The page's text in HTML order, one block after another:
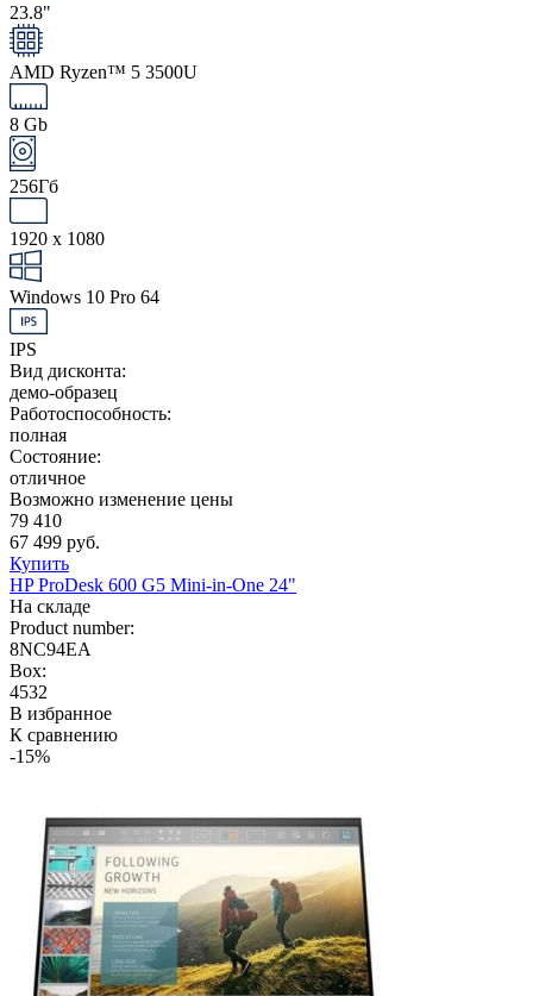
23.8"
AMD Ryzen™ 5 3500U
8 Gb
256Гб
1920 x 1080
Windows 10 Pro 64
IPS
Вид дисконта:
демо-образец
Работоспособность:
полная
Состояние:
отличное
Возможно изменение цены
79 410
67 499 руб.
Купить
HP ProDesk 600 G5 Mini-in-One 24"
На складе
Product number:
8NC94EA
Box:
4532
В избранное
К сравнению
-15%